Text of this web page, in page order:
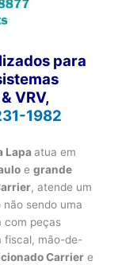
para
VRV,
1982
Lapaatua em
egrande
, atende um
não sendo uma
com peças
fiscal, mão-de-
Carrier e